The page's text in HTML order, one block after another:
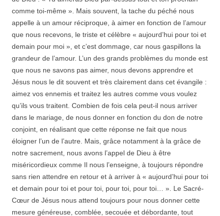
comme toi-même ». Mais souvent, la tache du péché nous
appelle à un amour réciproque, à aimer en fonction de l’amour
que nous recevons, le triste et célèbre « aujourd’hui pour toi et
demain pour moi », et c’est dommage, car nous gaspillons la
grandeur de l’amour. L’un des grands problèmes du monde est
que nous ne savons pas aimer, nous devons apprendre et
Jésus nous le dit souvent et très clairement dans cet évangile :
aimez vos ennemis et traitez les autres comme vous voulez
qu’ils vous traitent. Combien de fois cela peut-il nous arriver
dans le mariage, de nous donner en fonction du don de notre
conjoint, en réalisant que cette réponse ne fait que nous
éloigner l’un de l’autre. Mais, grâce notamment à la grâce de
notre sacrement, nous avons l’appel de Dieu à être
miséricordieux comme Il nous l’enseigne, à toujours répondre
sans rien attendre en retour et à arriver à « aujourd’hui pour toi
et demain pour toi et pour toi, pour toi, pour toi… ». Le Sacré-
Cœur de Jésus nous attend toujours pour nous donner cette
mesure généreuse, comblée, secouée et débordante, tout